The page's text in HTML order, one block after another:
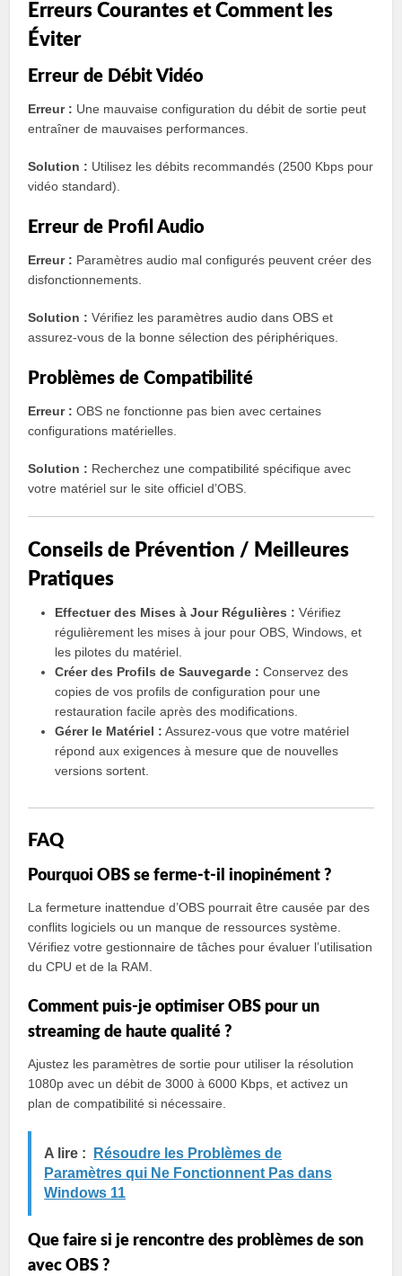
Erreurs Courantes et Comment les
Éviter
Erreur de Débit Vidéo
Erreur : Une mauvaise configuration du débit de sortie peut
entraîner de mauvaises performances.
Solution : Utilisez les débits recommandés (2500 Kbps pour
vidéo standard).
Erreur de Profil Audio
Erreur : Paramètres audio mal configurés peuvent créer des
disfonctionnements.
Solution : Vérifiez les paramètres audio dans OBS et
assurez-vous de la bonne sélection des périphériques.
Problèmes de Compatibilité
Erreur : OBS ne fonctionne pas bien avec certaines
configurations matérielles.
Solution : Recherchez une compatibilité spécifique avec
votre matériel sur le site officiel d’OBS.
Conseils de Prévention / Meilleures
Pratiques
Effectuer des Mises à Jour Régulières : Vérifiez
régulièrement les mises à jour pour OBS, Windows, et
les pilotes du matériel.
Créer des Profils de Sauvegarde : Conservez des
copies de vos profils de configuration pour une
restauration facile après des modifications.
Gérer le Matériel : Assurez-vous que votre matériel
répond aux exigences à mesure que de nouvelles
versions sortent.
FAQ
Pourquoi OBS se ferme-t-il inopinément ?
La fermeture inattendue d’OBS pourrait être causée par des
conflits logiciels ou un manque de ressources système.
Vérifiez votre gestionnaire de tâches pour évaluer l’utilisation
du CPU et de la RAM.
Comment puis-je optimiser OBS pour un
streaming de haute qualité ?
Ajustez les paramètres de sortie pour utiliser la résolution
1080p avec un débit de 3000 à 6000 Kbps, et activez un
plan de compatibilité si nécessaire.
A lire :
Résoudre les Problèmes de
Paramètres qui Ne Fonctionnent Pas dans
Windows 11
Que faire si je rencontre des problèmes de son
avec OBS ?